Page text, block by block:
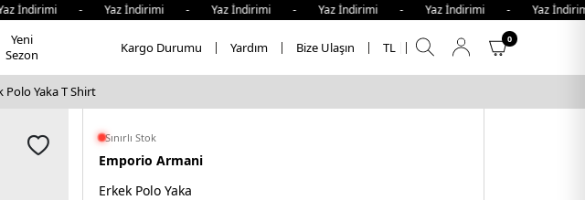
- Yaz İndirimi - Yaz İndirimi - Yaz İndirimi - Yaz İndirimi - Yaz
Yeni
Sezon
Kargo Durumu Yardım Bize Ulaşın TL
0
Polo Yaka T Shirt
Sınırlı Stok
Emporio Armani
Erkek Polo Yaka